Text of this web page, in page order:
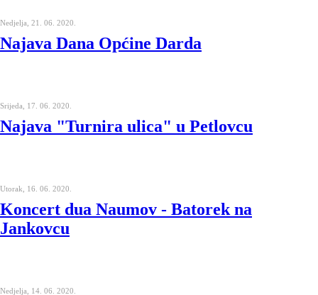
Nedjelja, 21. 06. 2020.
Najava Dana Općine Darda
Srijeda, 17. 06. 2020.
Najava "Turnira ulica" u Petlovcu
Utorak, 16. 06. 2020.
Koncert dua Naumov - Batorek na
Jankovcu
Nedjelja, 14. 06. 2020.